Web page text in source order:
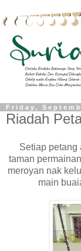
Friday,
Riadah
Setiap petang
taman
meroyan nak
main